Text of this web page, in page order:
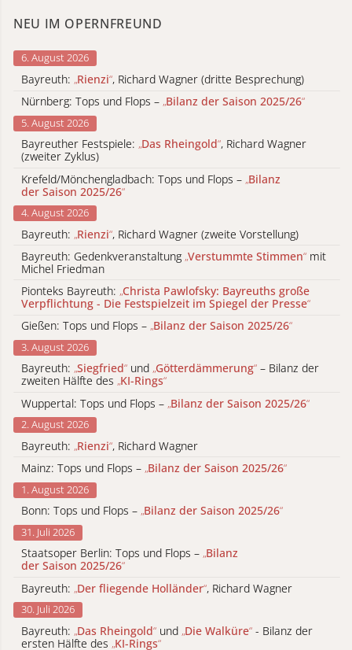
NEU IM OPERNFREUND
6. August 2026
Bayreuth: „Rienzi“, Richard Wagner (dritte Besprechung)
Nürnberg: Tops und Flops – „Bilanz der Saison 2025/26“
5. August 2026
Bayreuther Festspiele: „Das Rheingold“, Richard Wagner
(zweiter Zyklus)
Krefeld/Mönchengladbach: Tops und Flops – „Bilanz
der Saison 2025/26“
4. August 2026
Bayreuth: „Rienzi“, Richard Wagner (zweite Vorstellung)
Bayreuth: Gedenkveranstaltung „Verstummte Stimmen“ mit
Michel Friedman
Pionteks Bayreuth: „Christa Pawlofsky: Bayreuths große
Verpflichtung - Die Festspielzeit im Spiegel der Presse“
Gießen: Tops und Flops – „Bilanz der Saison 2025/26“
3. August 2026
Bayreuth: „Siegfried“ und „Götterdämmerung“ – Bilanz der
zweiten Hälfte des „KI-Rings“
Wuppertal: Tops und Flops – „Bilanz der Saison 2025/26“
2. August 2026
Bayreuth: „Rienzi“, Richard Wagner
Mainz: Tops und Flops – „Bilanz der Saison 2025/26“
1. August 2026
Bonn: Tops und Flops – „Bilanz der Saison 2025/26“
31. Juli 2026
Staatsoper Berlin: Tops und Flops – „Bilanz
der Saison 2025/26“
Bayreuth: „Der fliegende Holländer“, Richard Wagner
30. Juli 2026
Bayreuth: „Das Rheingold“ und „Die Walküre“ - Bilanz der
ersten Hälfte des „KI-Rings“